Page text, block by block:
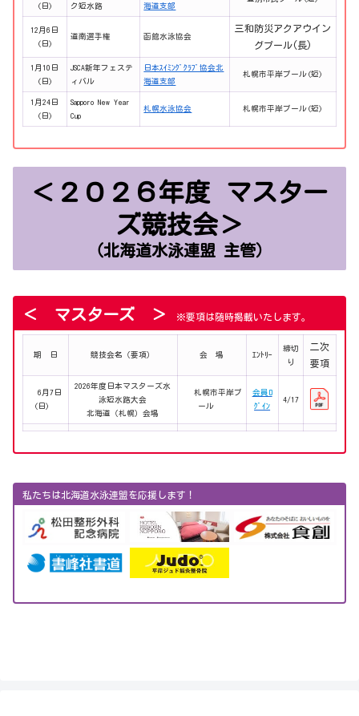
(日)
ク短水路
海道支部
12月6日
(日)
道南選手権 函館水泳協会
三和防災アクアウイン
グプール(長)
1月10日
(日)
JSCA新年フェステ
ィバル
日本ｽｲﾐﾝｸﾞｸﾗﾌﾞ協会北
海道支部
札幌市平岸プール(短)
1月24日
(日)
Sapporo New Year
Cup
札幌水泳協会 札幌市平岸プール(短)
＜２０２６年度
マスター
ズ競技会＞
（北海道水泳連盟 主管）
＜ マスターズ ＞ ※要項は随時掲載いたします。
期 日 競技会名（要項） 会 場 ｴﾝﾄﾘｰ
締切
り
二次
要項
6月7日
(日)
2026年度日本マスターズ水
泳短水路大会
北海道（札幌）会場
札幌市平岸プ
ール
会員ﾛ
ｸﾞｲﾝ
4/17
私たちは北海道水泳連盟を応援します！